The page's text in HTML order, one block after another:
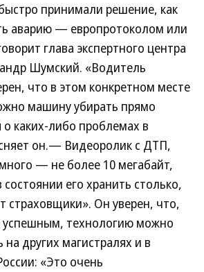
принимали решение, как
аварию — европротоколом или
глава экспертного центра
Шумский. «Водитель
что в этом конкретном месте
машину убирать прямо
о каких-либо проблемах в
он.— Видеоролик с ДТП,
— не более 10 мегабайт,
его хранить столько,
страховщики». Он уверен, что,
успешным, технологию можно
других магистралях и в
«Это очень